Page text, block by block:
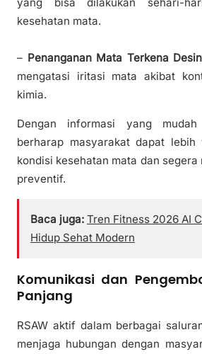
kesehatan mata.
– Penanganan Mata Terkena
mengatasi iritasi mata akibat
kimia.
Dengan informasi yang mudah
berharap masyarakat dapat lebih
kondisi kesehatan mata dan segera
preventif.
Baca juga: Tren Fitness 2026 AI
Hidup Sehat Modern
Komunikasi dan
Panjang
RSAW aktif dalam berbagai
menjaga hubungan dengan